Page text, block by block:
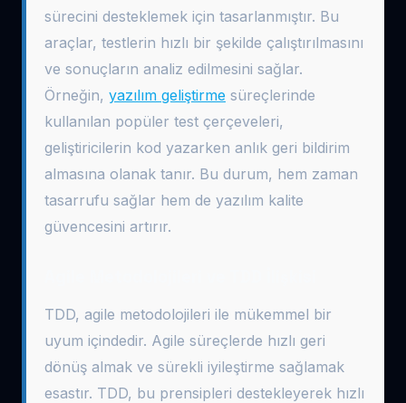
sürecini desteklemek için tasarlanmıştır. Bu
araçlar, testlerin hızlı bir şekilde çalıştırılmasını
ve sonuçların analiz edilmesini sağlar.
Örneğin, yazılım geliştirme süreçlerinde
kullanılan popüler test çerçeveleri,
geliştiricilerin kod yazarken anlık geri bildirim
almasına olanak tanır. Bu durum, hem zaman
tasarrufu sağlar hem de yazılım kalite
güvencesini artırır.
TDD, agile metodolojileri ile mükemmel bir
uyum içindedir. Agile süreçlerde hızlı geri
dönüş almak ve sürekli iyileştirme sağlamak
esastır. TDD, bu prensipleri destekleyerek hızlı